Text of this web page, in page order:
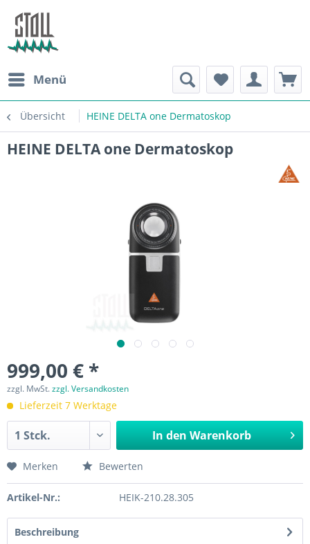
Menü
Übersicht HEINE DELTA one Dermatoskop
HEINE DELTA one Dermatoskop
999,00 € *
zzgl. MwSt.zzgl. Versandkosten
Lieferzeit 7 Werktage
In den Warenkorb
Merken Bewerten
Artikel-Nr.: HEIK-210.28.305
Beschreibung